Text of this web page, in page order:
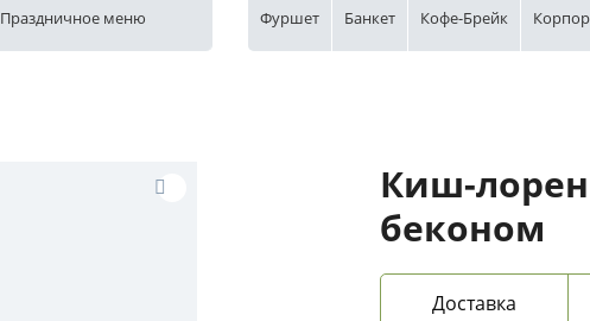
Праздничное меню Фуршет Банкет Кофе-Брейк
Киш-
беконом
Доставка